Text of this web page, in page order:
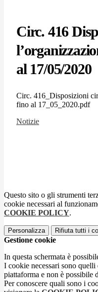
Circ. 416
al 17/05/2020
Circ. 416_Disposizioni
fino al 17_05_2020.pdf
Notizie
Questo sito o gli strumenti
cookie necessari al
COOKIE POLICY.
Personalizza Rifiuta tutti i
Gestione cookie
In questa schermata è
I cookie necessari sono
piattaforma e non è possibile
Per conoscere quali sono i